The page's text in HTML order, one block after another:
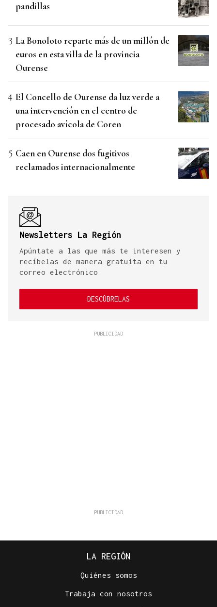
pandillas
La Bonoloto reparte más de un millón de
euros en esta villa de la provincia
Ourense
El Concello de Ourense da luz verde a
una intervención en el centro de
procesado avícola de Coren
Caen en Ourense dos fugitivos
reclamados internacionalmente
Newsletters La Región
Apúntate a las que más te interesen y
recíbelas de manera gratuita en tu
correo electrónico
DESCÚBRELAS
LA REGIÓN
Quiénes somos
Trabaja con nosotros